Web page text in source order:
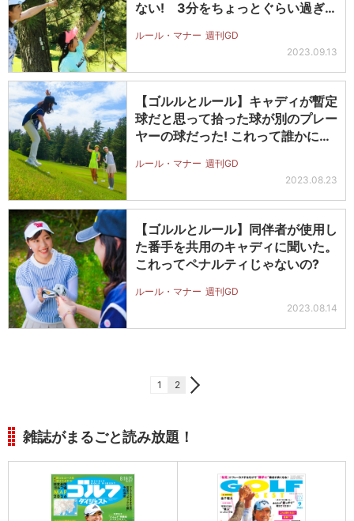
ない! 3分をちょっとぐらい過ぎ
ルール・マナー 週刊GD
2023.09.13
【ゴルルとルール】キャディが暫定
球だと思って拾った球が別のプレー
ヤーの球だった! これって誰かにペ
ルール・マナー 週刊GD
2023.08.23
【ゴルルとルール】同伴者が使用し
た番手を共用のキャディに聞いた。
これってペナルティじゃないの?
ルール・マナー 週刊GD
2023.08.14
1 2
雑誌がまるごと読み放題！